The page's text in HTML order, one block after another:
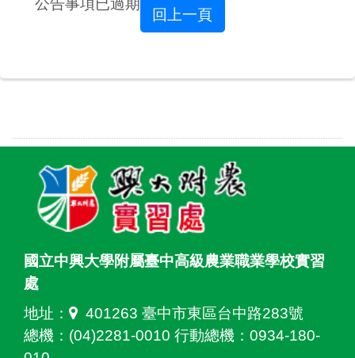
公告事項已過期
回上一頁
國立中興大學附屬臺中高級農業職業學校實習
處
地址：
401263 臺中市東區台中路283號
總機：(04)2281-0010 行動總機：0934-180-